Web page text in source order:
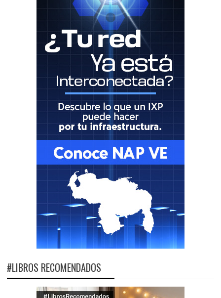
#LIBROS RECOMENDADOS